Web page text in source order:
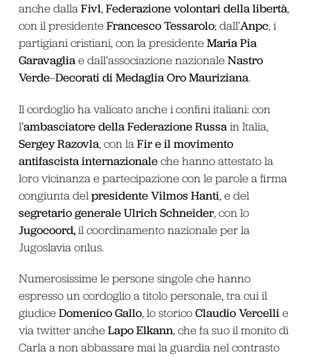
anche dalla Fivl, Federazione volontari della libertà,
con il presidente Francesco Tessarolo; dall’Anpc, i
partigiani cristiani, con la presidente Maria Pia
Garavaglia e dall’associazione nazionale Nastro
Verde–Decorati di Medaglia Oro Mauriziana.
Il cordoglio ha valicato anche i confini italiani: con
l’ambasciatore della Federazione Russa in Italia,
Sergey Razovla, con la Fire il movimento
antifascista internazionaleche hanno attestato la
loro vicinanza e partecipazione con le parole a firma
congiunta del presidente Vilmos Hanti, e del
segretario generale Ulrich Schneider, con lo
Jugocoord,il coordinamento nazionale per la
Jugoslavia onlus.
Numerosissime le persone singole che hanno
espresso un cordoglio a titolo personale, tra cui il
giudice Domenico Gallo, lo storico Claudio Vercellie
via twitter anche Lapo Elkann, che fa suo il monito di
Carla a non abbassare mai la guardia nel contrasto